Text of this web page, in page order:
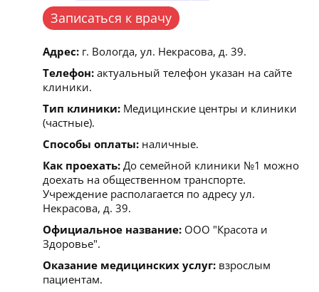
Записаться к врачу
Адрес: г. Вологда, ул. Некрасова, д. 39.
Телефон: актуальный телефон указан на сайте
клиники.
Тип клиники: Медицинские центры и клиники
(частные).
Способы оплаты: наличные.
Как проехать: До семейной клиники №1 можно
доехать на общественном транспорте.
Учреждение располагается по адресу ул.
Некрасова, д. 39.
Официальное название: ООО "Красота и
Здоровье".
Оказание медицинских услуг: взрослым
пациентам.